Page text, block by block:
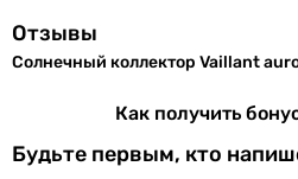
Коэф.
абсорбера α
95 %
Коэф.
5 %
Отзывы
Солнечный коллектор Vaillant
Как получить
Будьте первым, кто